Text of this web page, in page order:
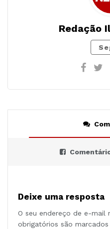
Redação
Deixe uma resposta
O seu endereço de e-mail
obrigatórios são